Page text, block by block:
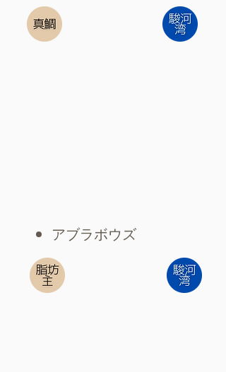
アブラボウズ